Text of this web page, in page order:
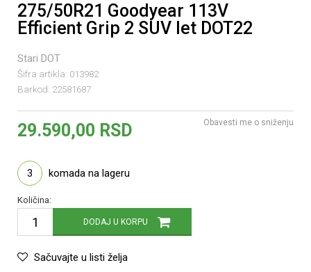
275/50R21 Goodyear 113V
Efficient Grip 2 SUV let DOT22
Stari DOT
Šifra artikla: 013982
Barkod: 22581687
29.590,00 RSD Obavesti me o sniženju
3 komada na lageru
Količina:
DODAJ U KORPU
Sačuvajte u listi želja